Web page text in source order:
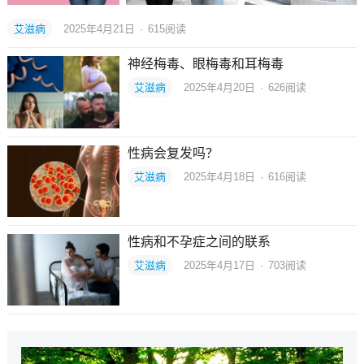
艾滋病 2025年4月21日 · 615阅读
神经梅毒、眼梅毒和耳梅毒
艾滋病 2025年4月20日 · 626阅读
性病会复发吗？
艾滋病 2025年4月18日 · 616阅读
性病和不孕症之间的联系
艾滋病 2025年4月17日 · 703阅读